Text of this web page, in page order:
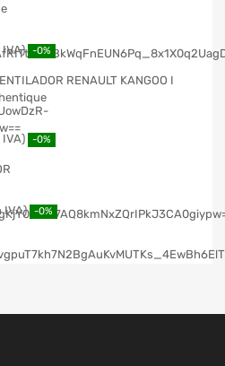
-0%
RENAULT KANGOO I
-0%
-0%